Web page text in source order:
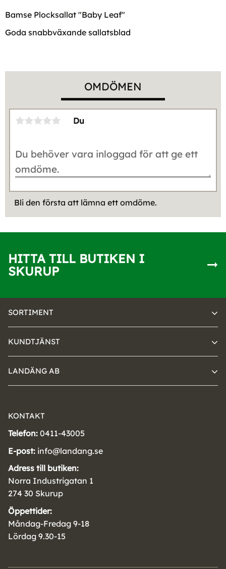
Bamse Plocksallat "Baby Leaf"
Goda snabbväxande sallatsblad
OMDÖMEN
Du
Bli den första att lämna ett omdöme.
HITTA TILL BUTIKEN I
SKURUP
SORTIMENT
KUNDTJÄNST
LANDÄNG AB
KONTAKT
Telefon: 0411-43005
E-post: info@landang.se
Adress till butiken:
Norra Industrigatan 1
274 30 Skurup
Öppettider:
Måndag-Fredag 9-18
Lördag 9.30-15